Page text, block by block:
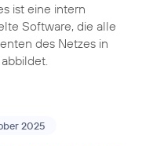
ist eine intern
Software, die alle
des Netzes in
2025